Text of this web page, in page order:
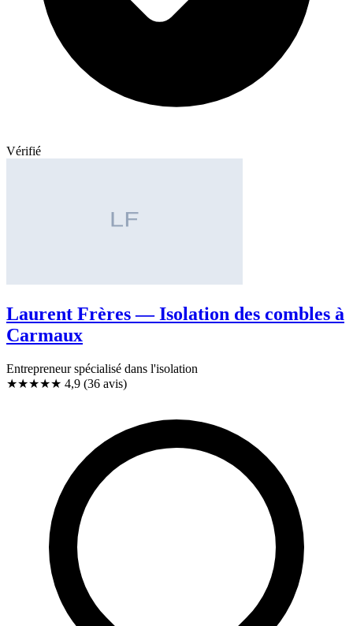
Vérifié
Laurent Frères — Isolation des combles à
Carmaux
Entrepreneur spécialisé dans l'isolation
★★★★★ 4,9 (36 avis)